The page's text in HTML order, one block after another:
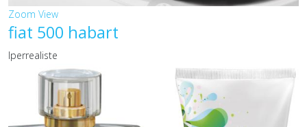
Zoom View
fiat 500 habart
Iperrealiste